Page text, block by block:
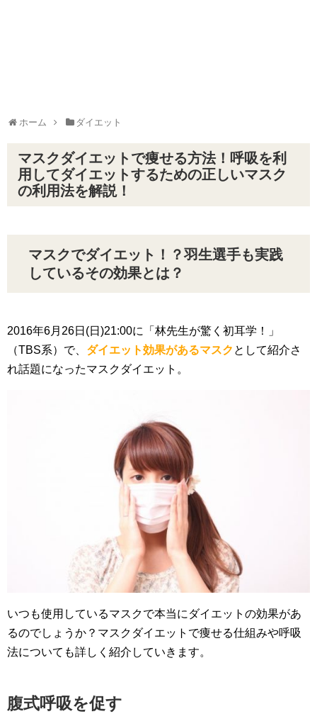
ホーム ダイエット
マスクダイエットで痩せる方法！呼吸を利
用してダイエットするための正しいマスク
の利用法を解説！
マスクでダイエット！？羽生選手も実践
しているその効果とは？
2016年6月26日(日)21:00に「林先生が驚く初耳学！」
（TBS系）で、 ダイエット効果があるマスク として紹介さ
れ話題になったマスクダイエット。
いつも使用しているマスクで本当にダイエットの効果があ
るのでしょうか？マスクダイエットで痩せる仕組みや呼吸
法についても詳しく紹介していきます。
腹式呼吸を促す